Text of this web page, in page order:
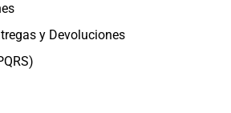
y Devoluciones